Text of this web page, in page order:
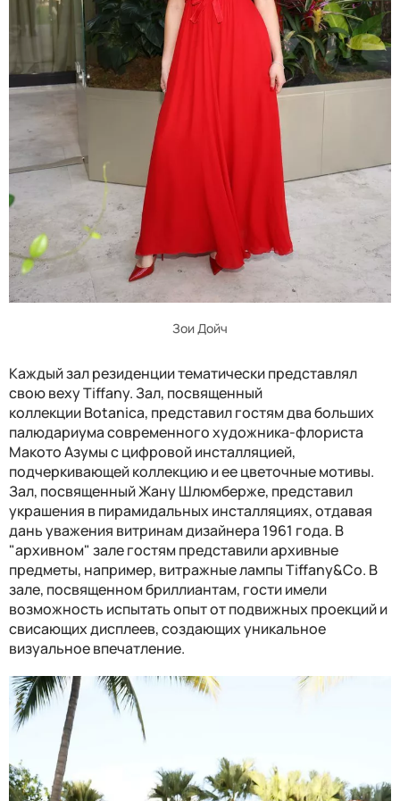
Зои Дойч
Каждый зал резиденции тематически представлял
свою веху Tiffany. Зал, посвященный
коллекции Botanica, представил гостям два больших
палюдариума современного художника-флориста
Макото Азумы с цифровой инсталляцией,
подчеркивающей коллекцию и ее цветочные мотивы.
Зал, посвященный Жану Шлюмберже, представил
украшения в пирамидальных инсталляциях, отдавая
дань уважения витринам дизайнера 1961 года. В
"архивном" зале гостям представили архивные
предметы, например, витражные лампы Tiffany&Co. В
зале, посвященном бриллиантам, гости имели
возможность испытать опыт от подвижных проекций и
свисающих дисплеев, создающих уникальное
визуальное впечатление.